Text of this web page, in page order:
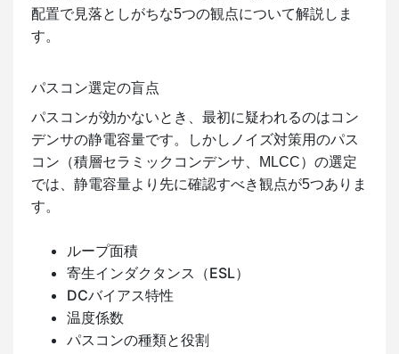
配置で見落としがちな5つの観点について解説しま
す。
パスコン選定の盲点
パスコンが効かないとき、最初に疑われるのはコン
デンサの静電容量です。しかしノイズ対策用のパス
コン（積層セラミックコンデンサ、MLCC）の選定
では、静電容量より先に確認すべき観点が5つありま
す。
ループ面積
寄生インダクタンス（ESL）
DCバイアス特性
温度係数
パスコンの種類と役割